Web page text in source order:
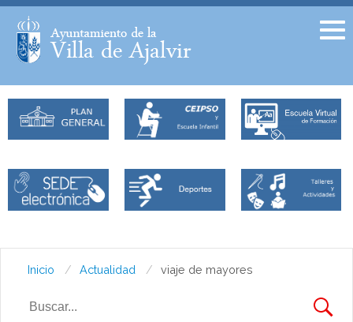
Facebook
Inicio Actualidad viaje de mayores